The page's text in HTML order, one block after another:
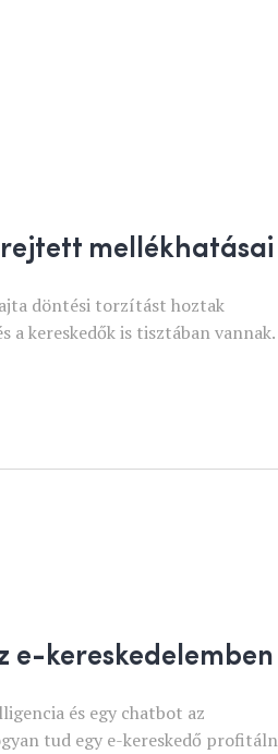
mellékhatásai
döntési torzítást hoztak
a kereskedők is tisztában vannak.
e-kereskedelemben
és egy chatbot az
tud egy e-kereskedő